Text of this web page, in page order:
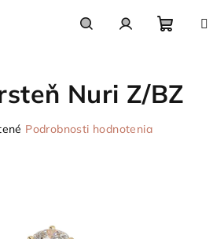
košík
Nuri Z/BZ
Podrobnosti hodnotenia